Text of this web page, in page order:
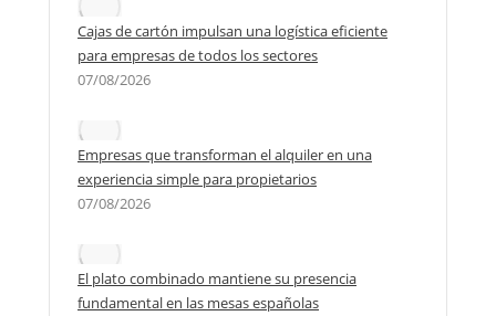
Cajas de cartón impulsan una logística eficiente
para empresas de todos los sectores
07/08/2026
Empresas que transforman el alquiler en una
experiencia simple para propietarios
07/08/2026
El plato combinado mantiene su presencia
fundamental en las mesas españolas